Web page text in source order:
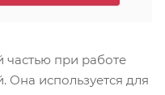
частью при работе
Она используется для